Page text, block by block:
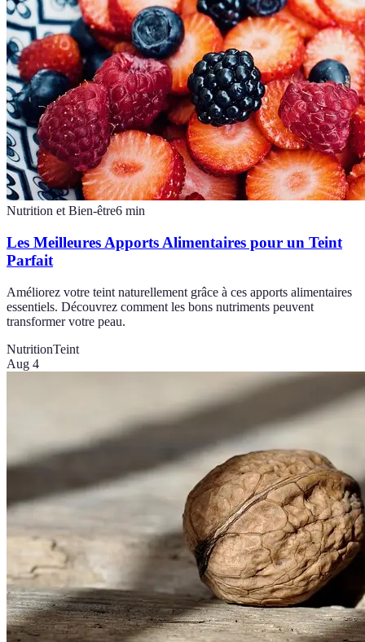
Nutrition et Bien-être6 min
Les Meilleures Apports Alimentaires pour un Teint
Parfait
Améliorez votre teint naturellement grâce à ces apports alimentaires
essentiels. Découvrez comment les bons nutriments peuvent
transformer votre peau.
NutritionTeint
Aug 4